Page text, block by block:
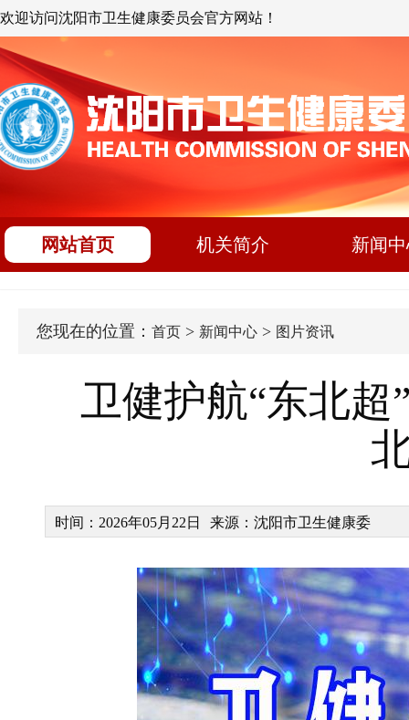
欢迎访问沈阳市卫生健康委员会官方网站！
网站首页 机关简介 新闻
您现在的位置： 首页 > 新闻中心 > 图片资讯
卫健护航“东北
时间：2026年05月22日 来源：沈阳市卫生健康委